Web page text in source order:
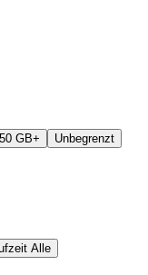
50 GB+ Unbegrenzt
Alle